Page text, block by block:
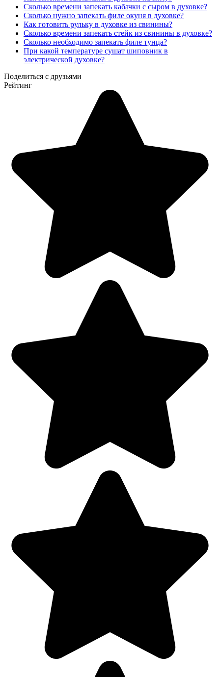
Сколько времени запекать кабачки с сыром в духовке?
Сколько нужно запекать филе окуня в духовке?
Как готовить рульку в духовке из свинины?
Сколько времени запекать стейк из свинины в духовке?
Сколько необходимо запекать филе тунца?
При какой температуре сушат шиповник в
электрической духовке?
Поделиться с друзьями
Рейтинг